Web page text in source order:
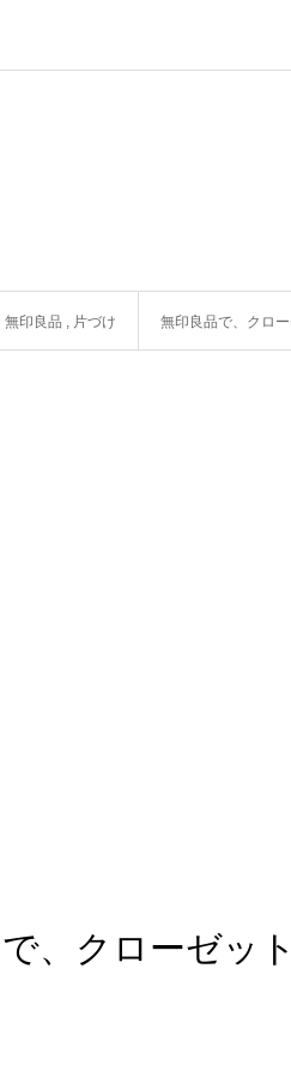
無印良品 , 片づけ 無印良品で、クロ
、クローゼッ